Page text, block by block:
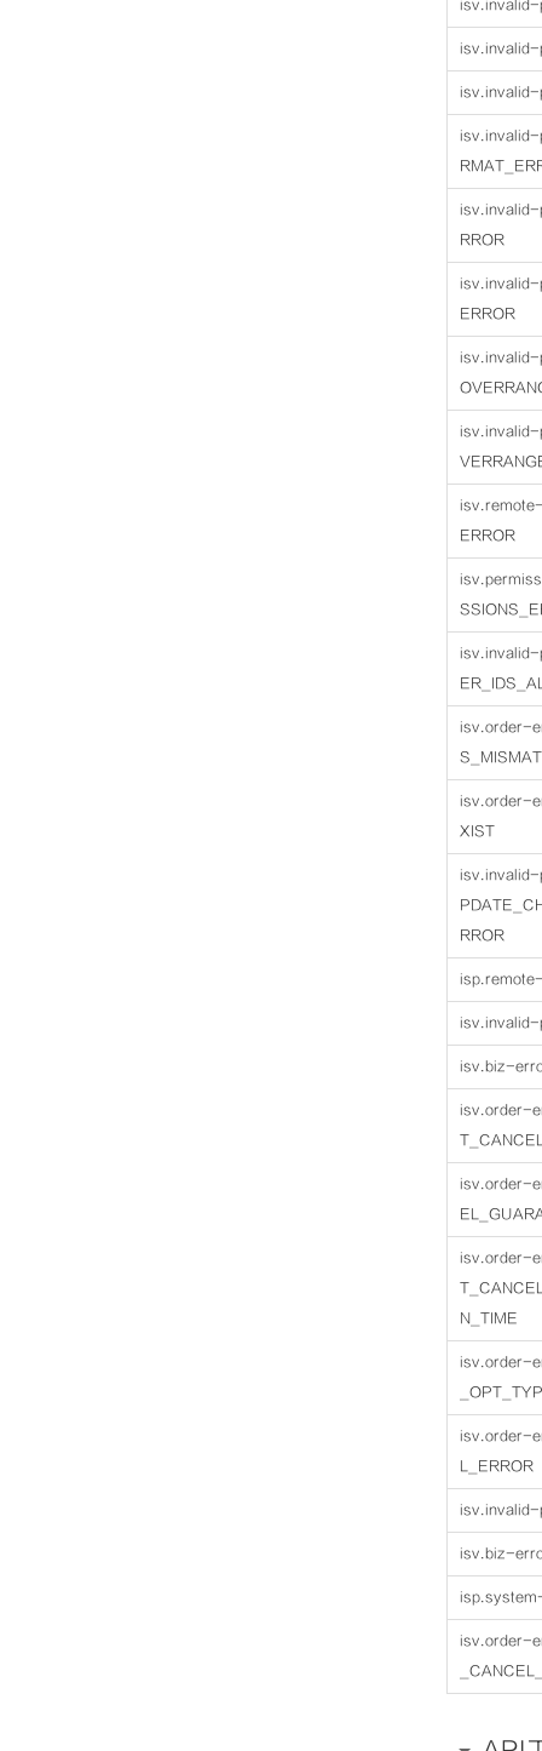
isv.invalid-
isv.invalid-
isv.invalid-
isv.invalid-
isv.invalid-
RROR
isv.invalid-
ERROR
isv.invalid-
isv.invalid-
ERROR
isv.invalid-
isv.order-
isv.order-
XIST
isv.invalid-
RROR
isv.invalid-
isv.biz-
isv.order-
isv.order-
isv.order-
N_TIME
isv.order-
isv.order-
L_ERROR
isv.invalid-
isv.biz-
isv.order-